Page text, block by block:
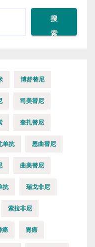
搜
索
博舒替尼
司美替尼
奎扎替尼
单抗 恩曲替尼
曲美替尼
抗 瑞戈非尼
索拉非尼
癌 胃癌